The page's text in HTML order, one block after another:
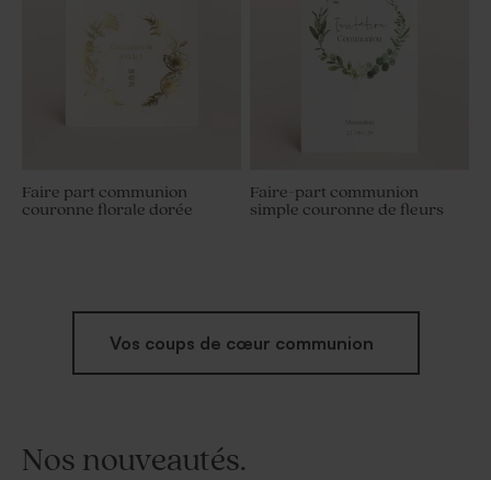
Faire part communion
couronne florale dorée
Faire-part communion
simple couronne de fleurs
Vos coups de cœur communion
Nos nouveautés.